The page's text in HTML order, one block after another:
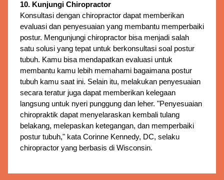
10. Kunjungi Chiropractor
Konsultasi dengan chiropractor dapat memberikan
evaluasi dan penyesuaian yang membantu memperbaiki
postur. Mengunjungi chiropractor bisa menjadi salah
satu solusi yang tepat untuk berkonsultasi soal postur
tubuh. Kamu bisa mendapatkan evaluasi untuk
membantu kamu lebih memahami bagaimana postur
tubuh kamu saat ini. Selain itu, melakukan penyesuaian
secara teratur juga dapat memberikan kelegaan
langsung untuk nyeri punggung dan leher. "Penyesuaian
chiropraktik dapat menyelaraskan kembali tulang
belakang, melepaskan ketegangan, dan memperbaiki
postur tubuh," kata Corinne Kennedy, DC, selaku
chiropractor yang berbasis di Wisconsin.